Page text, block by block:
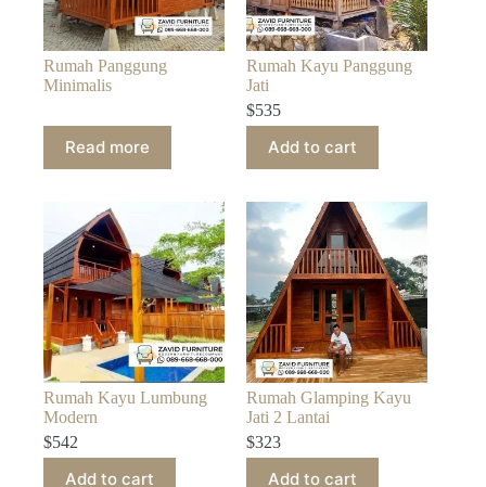
Rumah Panggung
Minimalis
Read more
Rumah Kayu Panggung
Jati
$535
Add to cart
Rumah Kayu Lumbung
Modern
$542
Add to cart
Rumah Glamping Kayu
Jati 2 Lantai
$323
Add to cart